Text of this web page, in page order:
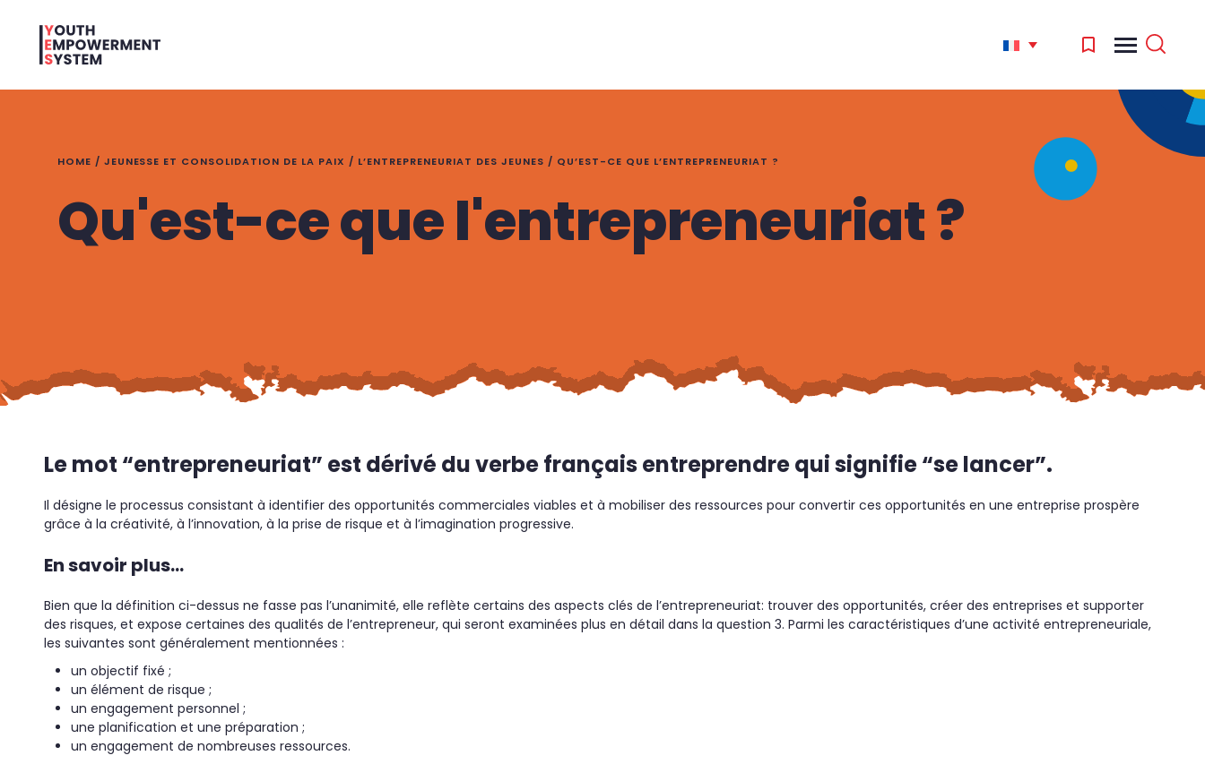
HOME / JEUNESSE ET CONSOLIDATION DE LA PAIX / L’ENTREPRENEURIAT DES JEUNES / QU’EST-CE QUE L’ENTREPRENEURIAT ?
Qu'est-ce que l'entrepreneuriat ?
Le mot “entrepreneuriat” est dérivé du verbe français entreprendre qui signifie “se lancer”.
Il désigne le processus consistant à identifier des opportunités commerciales viables et à mobiliser des ressources pour convertir ces opportunités en une entreprise prospère
grâce à la créativité, à l’innovation, à la prise de risque et à l’imagination progressive.
En savoir plus…
Bien que la définition ci-dessus ne fasse pas l’unanimité, elle reflète certains des aspects clés de l’entrepreneuriat: trouver des opportunités, créer des entreprises et supporter
des risques, et expose certaines des qualités de l’entrepreneur, qui seront examinées plus en détail dans la question 3. Parmi les caractéristiques d’une activité entrepreneuriale,
les suivantes sont généralement mentionnées :
un objectif fixé ;
un élément de risque ;
un engagement personnel ;
une planification et une préparation ;
un engagement de nombreuses ressources.